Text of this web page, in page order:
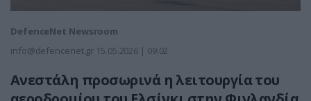
DefenceNet Newsroom
info@defencenet.gr 15.05.2026 | 09:02
Aνεστάλη προσωρινά η λειτουργία του